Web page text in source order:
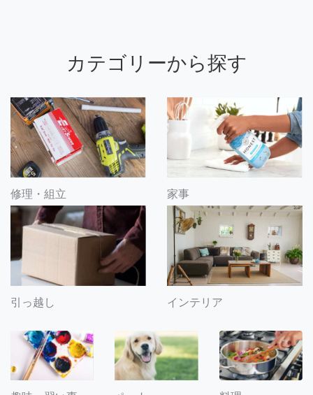
カテゴリーから探す
修理・組立 家事
引っ越し インテリア